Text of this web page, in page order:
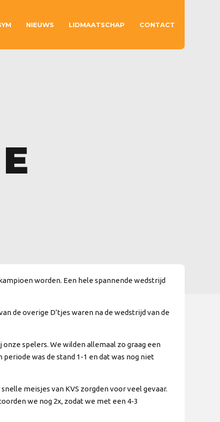
NIEUWS LIDMAATSCHAP CONTACT
worden. Een hele spannende wedstrijd
de overige D’tjes waren na de wedstrijd van de
spelers. We wilden allemaal zo graag een
was de stand 1-1 en dat was nog niet
meisjes van KVS zorgden voor veel gevaar.
we nog 2x, zodat we met een 4-3